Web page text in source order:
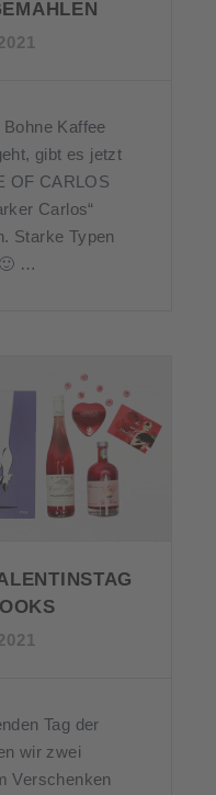
Kaffee
gibt es jetzt
OF CARLOS
Carlos“
Starke Typen
…
Tag der
wir zwei
Verschenken